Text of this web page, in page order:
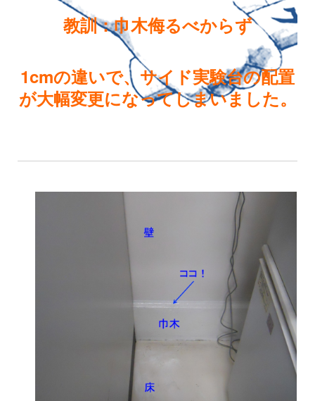
教訓：巾木侮るべからず
1cmの違いで、サイド実験台の配置
が大幅変更になってしまいました。